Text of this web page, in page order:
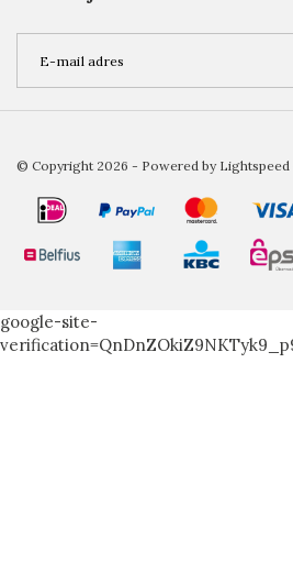
© Copyright 2026 - Powered by Lightspeed
google-site-